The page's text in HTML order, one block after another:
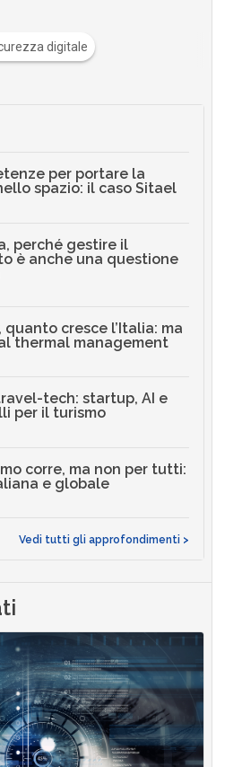
digitale
per portare la
spazio: il caso Sitael
perché gestire il
è anche una questione
cresce l’Italia: ma
thermal management
tech: startup, AI e
per il turismo
corre, ma non per tutti:
e globale
Vedi tutti gli approfondimenti >